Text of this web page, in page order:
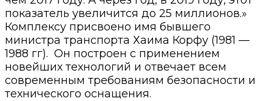
показатель увеличится до 25 миллионов.»
Комплексу присвоено имя бывшего
министра транспорта Хаима Корфу (1981 —
1988 гг). Он построен с применением
новейших технологий и отвечает всем
современным требованиям безопасности и
технического оснащения.